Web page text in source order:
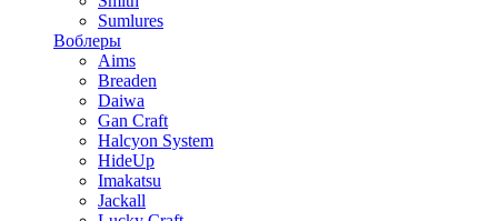
Sumlures
Воблеры
Aims
Breaden
Daiwa
Gan Craft
Halcyon System
HideUp
Imakatsu
Jackall